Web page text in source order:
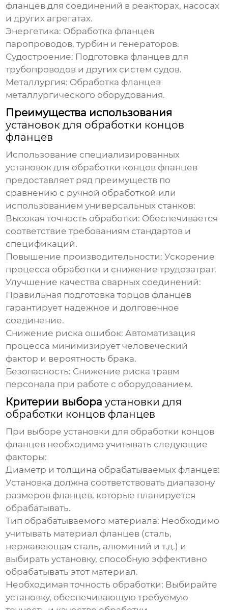
фланцев для соединений в реакторах, насосах
и других агрегатах.
Энергетика: Обработка фланцев
паропроводов, турбин и генераторов.
Судостроение: Подготовка фланцев для
трубопроводов и других систем судов.
Металлургия: Обработка фланцев
металлургического оборудования.
Преимущества использования
установок для обработки концов
фланцев
Использование специализированных
установок для обработки концов фланцев
предоставляет ряд преимуществ по
сравнению с ручной обработкой или
использованием универсальных станков:
Высокая точность обработки: Обеспечивается
соответствие требованиям стандартов и
спецификаций.
Повышение производительности: Ускорение
процесса обработки и снижение трудозатрат.
Улучшение качества сварных соединений:
Правильная подготовка торцов фланцев
гарантирует надежное и долговечное
соединение.
Снижение риска ошибок: Автоматизация
процесса минимизирует человеческий
фактор и вероятность брака.
Безопасность: Снижение риска травм
персонала при работе с оборудованием.
Критерии выбораустановки для
обработки концов фланцев
При выбореустановки для обработки концов
фланцев необходимо учитывать следующие
факторы:
Диаметр и толщина обрабатываемых фланцев:
Установка должна соответствовать диапазону
размеров фланцев, которые планируется
обрабатывать.
Тип обрабатываемого материала: Необходимо
учитывать материал фланцев (сталь,
нержавеющая сталь, алюминий и т.д.) и
выбирать установку, способную эффективно
обрабатывать этот материал.
Необходимая точность обработки: Выбирайте
установку, обеспечивающую требуемую